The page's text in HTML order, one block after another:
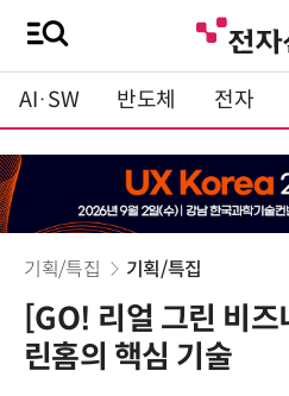
AI·SW 반도체 전자
기획/특집 기획/특집
[GO! 리얼 그린 비
린홈의 핵심 기술